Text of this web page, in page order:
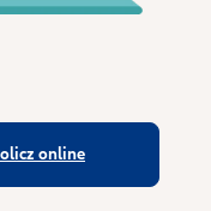
online